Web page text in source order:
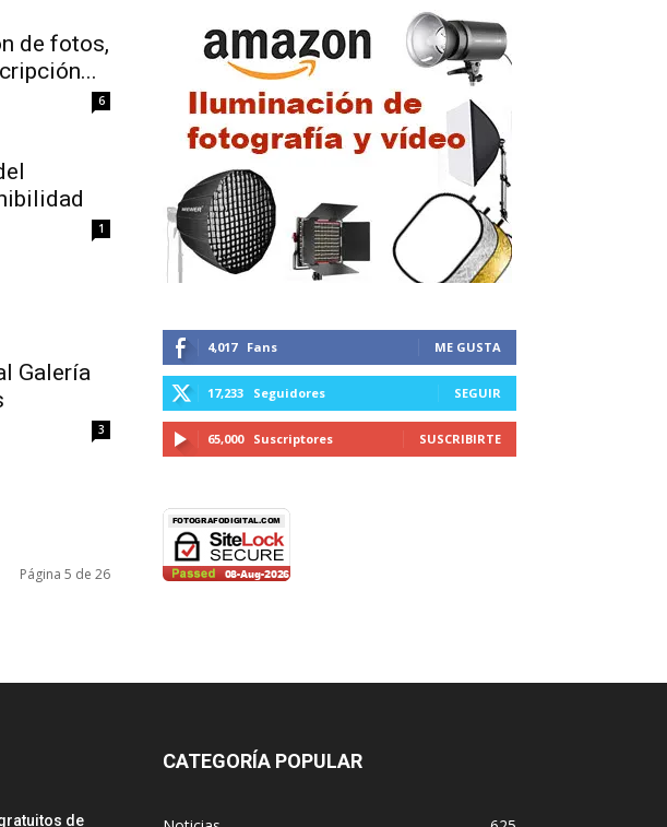
de fotos,
6
1
Galería
3
Página 5 de 26
4,017 Fans ME GUSTA
17,233 Seguidores SEGUIR
65,000 Suscriptores SUSCRIBIRTE
de
CATEGORÍA POPULAR